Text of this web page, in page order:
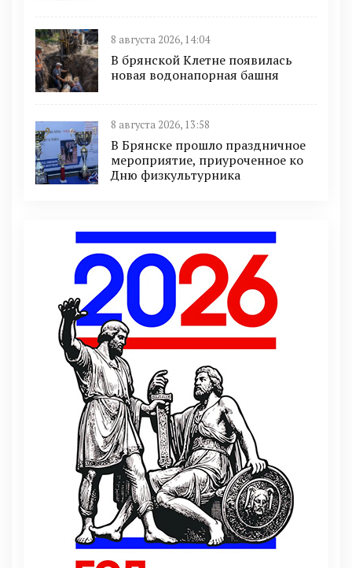
8 августа 2026, 14:04
В брянской Клетне появилась
новая водонапорная башня
8 августа 2026, 13:58
В Брянске прошло праздничное
мероприятие, приуроченное ко
Дню физкультурника